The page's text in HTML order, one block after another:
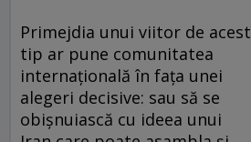
Primejdia unui viitor de acest
tip ar pune comunitatea
internaţională în faţa unei
alegeri decisive: sau să se
obişnuiască cu ideea unui